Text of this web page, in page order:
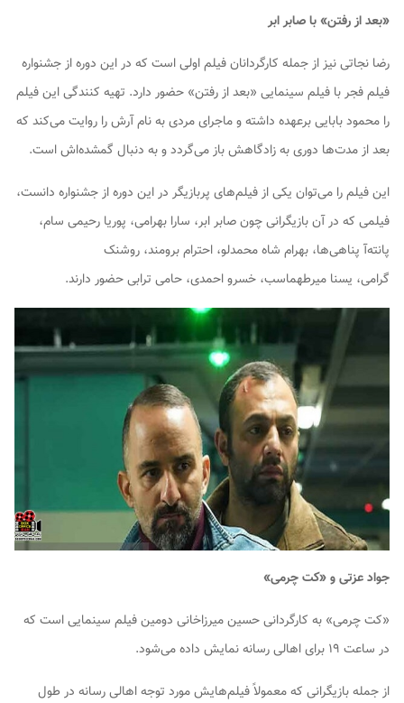
«بعد از رفتن» با صابر ابر
رضا نجاتی نیز از جمله کارگردانان فیلم اولی است که در این دوره از جشنواره
فیلم فجر با فیلم سینمایی «بعد از رفتن» حضور دارد. تهیه کنندگی این فیلم
را محمود بابایی برعهده داشته و ماجرای مردی به نام آرش را روایت می‌کند که
بعد از مدت‌ها دوری به زادگاهش باز می‌گردد و به دنبال گمشده‌اش است.
این فیلم را می‌توان یکی از فیلم‌های پربازیگر در این دوره از جشنواره دانست،
فیلمی که در آن بازیگرانی چون صابر ابر، سارا بهرامی، پوریا رحیمی سام،
پانته‌آ پناهی‌ها، بهرام شاه محمدلو، احترام برومند، روشنک
گرامی، یسنا میرطهماسب، خسرو احمدی، حامی ترابی حضور دارند.
جواد عزتی و «کت چرمی»
«کت چرمی» به کارگردانی حسین میرزاخانی دومین فیلم سینمایی است که
در ساعت ۱۹ برای اهالی رسانه نمایش داده می‌شود.
از جمله بازیگرانی که معمولاً فیلم‌هایش مورد توجه اهالی رسانه در طول